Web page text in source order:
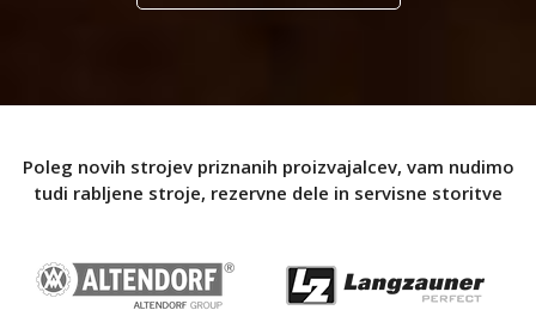
Poleg novih strojev priznanih proizvajalcev, vam nudimo
tudi rabljene stroje, rezervne dele in servisne storitve